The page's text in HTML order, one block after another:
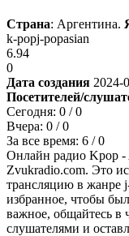
Страна: Аргентина.
k-popj-popasian
6.94
0
Дата создания 2024-
Посетителей/
Сегодня: 0 / 0
Вчера: 0 / 0
За все время: 6 / 0
Онлайн радио Kpop -
Zvukradio.com. Это
трансляцию в жанре
избранное, чтобы
важное, общайтесь в
слушателями и